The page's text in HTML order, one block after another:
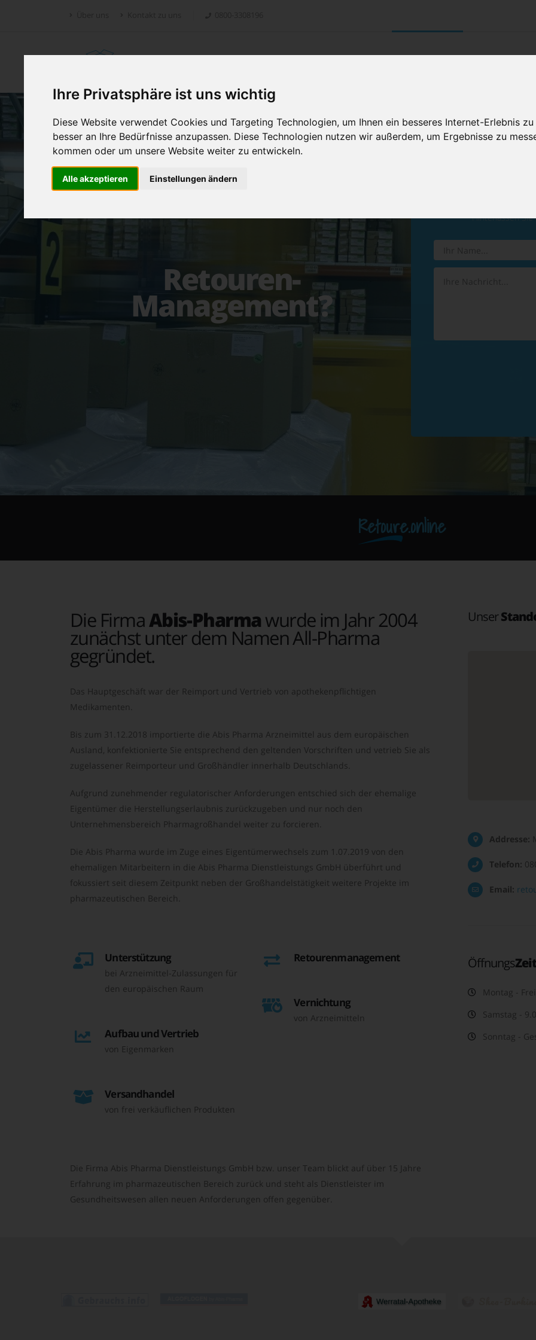
Ihre Privatsphäre ist uns wichtig
Diese Website verwendet Cookies und Targeting Technologien, um Ihnen ein besseres Internet-Erlebnis
besser an Ihre Bedürfnisse anzupassen. Diese Technologien nutzen wir außerdem, um Ergebnisse zu
kommen oder um unsere Website weiter zu entwickeln.
Alle akzeptieren Einstellungen ändern
Retoure.online
Retouren-
Management?
Hinterlassen
Retoure.online
Die FirmaAbis-Pharmawurde im Jahr 2004
zunächst unter dem Namen All-Pharma
gegründet.
Das Hauptgeschäft war der Reimport und Vertrieb von apothekenpflichtigen
Medikamenten.
Bis zum 31.12.2018 importierte die Abis Pharma Arzneimittel aus dem europäischen
Ausland, konfektionierte Sie entsprechend den geltenden Vorschriften und vetrieb Sie als
zugelassener Reimporteur und Großhändler innerhalb Deutschlands.
Aufgrund zunehmender regulatorischer Anforderungen entschied sich der ehemalige
Eigentümer die Herstellungserlaubnis zurückzugeben und nur noch den
Unternehmensbereich Pharmagroßhandel weiter zu forcieren.
Die Abis Pharma wurde im Zuge eines Eigentümerwechsels zum 1.07.2019 von den
ehemaligen Mitarbeitern in die Abis Pharma Dienstleistungs GmbH überführt und
fokussiert seit diesem Zeitpunkt neben der Großhandelstätigkeit weitere Projekte im
pharmazeutischen Bereich.
Unterstützung
bei Arzneimittel-Zulassungen für
den europäischen Raum
Aufbau und Vertrieb
von Eigenmarken
Versandhandel
von frei verkäuflichen Produkten
Retourenmanagement
Vernichtung
von Arzneimitteln
Die Firma Abis Pharma Dienstleistungs GmbH bzw. unser Team blickt auf über 15 Jahre
Erfahrung im pharmazeutischen Bereich zurück und steht als Dienstleister im
Gesundheitswesen allen neuen Anforderungen offen gegenüber.
Unser
Addresse:
Telefon:
Email:
Öffnungs
Montag -
Samstag -
Sonntag -